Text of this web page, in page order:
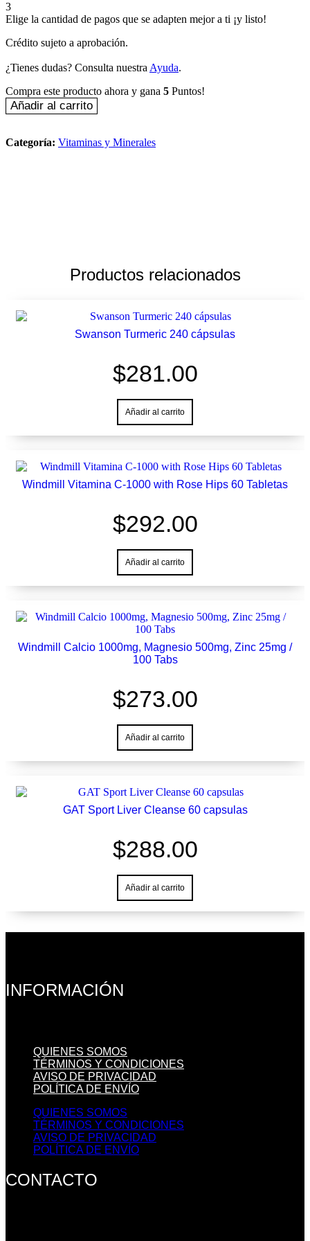
3
Elige la cantidad de pagos que se adapten mejor a ti ¡y listo!
Crédito sujeto a aprobación.
¿Tienes dudas? Consulta nuestra Ayuda.
Compra este producto ahora y gana 5 Puntos!
Birdman
Myo-
180
Añadir al carrito
Categoría: Vitaminas y Minerales
Productos relacionados
Swanson Turmeric 240 cápsulas
$281.00
Añadir al carrito
Windmill Vitamina C-1000 with Rose Hips 60 Tabletas
$292.00
Añadir al carrito
Windmill Calcio 1000mg, Magnesio 500mg, Zinc 25mg /
100 Tabs
$273.00
Añadir al carrito
GAT Sport Liver Cleanse 60 capsulas
$288.00
Añadir al carrito
INFORMACIÓN
QUIENES SOMOS
TÉRMINOS Y CONDICIONES
AVISO DE PRIVACIDAD
POLÍTICA DE ENVÍO
QUIENES SOMOS
TÉRMINOS Y CONDICIONES
AVISO DE PRIVACIDAD
POLÍTICA DE ENVÍO
CONTACTO